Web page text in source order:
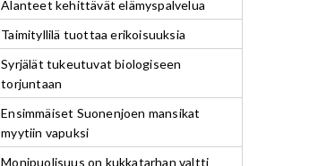
Alanteet kehittävät elämyspalvelua
Taimityllilä tuottaa erikoisuuksia
Syrjälät tukeutuvat biologiseen
torjuntaan
Ensimmäiset Suonenjoen mansikat
myytiin vapuksi
Monipuolisuus on kukkatarhan valtti